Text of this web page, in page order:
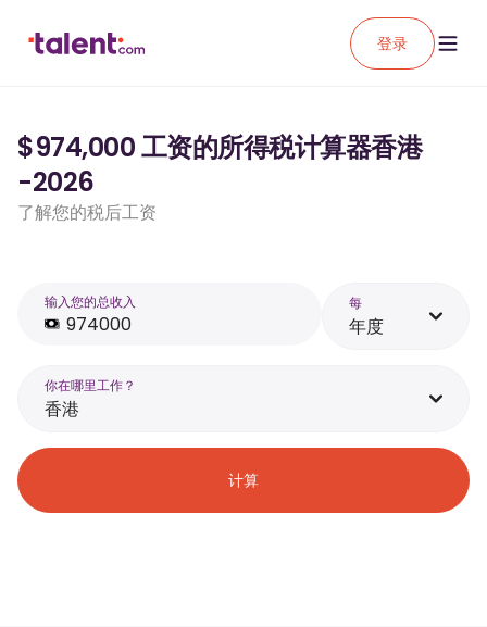
登录
$974,000 工资的所得税计算器香港
-2026
了解您的税后工资
输入您的总收入 每
年度
你在哪里工作？
香港
计算